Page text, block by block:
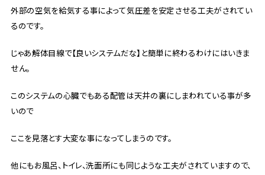
外部の空気を給気する事によって気圧差を安定させる工夫がされてい
るのです。
じゃあ解体目線で【良いシステムだな】と簡単に終わるわけにはいきま
せん。
このシステムの心臓でもある配管は天井の裏にしまわれている事が多
いので
ここを見落とす大変な事になってしまうのです。
他にもお風呂、トイレ、洗面所にも同じような工夫がされていますので、